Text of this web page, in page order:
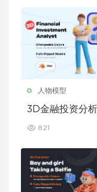
人物模型
3D金融投资分
821